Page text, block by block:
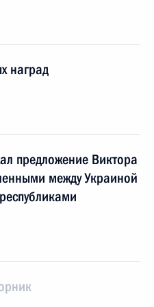
наград
предложение Виктора
между Украиной